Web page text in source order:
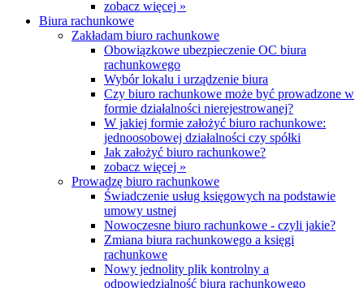
zobacz więcej »
Biura rachunkowe
Zakładam biuro rachunkowe
Obowiązkowe ubezpieczenie OC biura
rachunkowego
Wybór lokalu i urządzenie biura
Czy biuro rachunkowe może być prowadzone w
formie działalności nierejestrowanej?
W jakiej formie założyć biuro rachunkowe:
jednoosobowej działalności czy spółki
Jak założyć biuro rachunkowe?
zobacz więcej »
Prowadzę biuro rachunkowe
Świadczenie usług księgowych na podstawie
umowy ustnej
Nowoczesne biuro rachunkowe - czyli jakie?
Zmiana biura rachunkowego a księgi
rachunkowe
Nowy jednolity plik kontrolny a
odpowiedzialność biura rachunkowego